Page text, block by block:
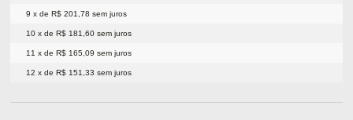
9 x de R$ 201,78 sem juros
10 x de R$ 181,60 sem juros
11 x de R$ 165,09 sem juros
12 x de R$ 151,33 sem juros